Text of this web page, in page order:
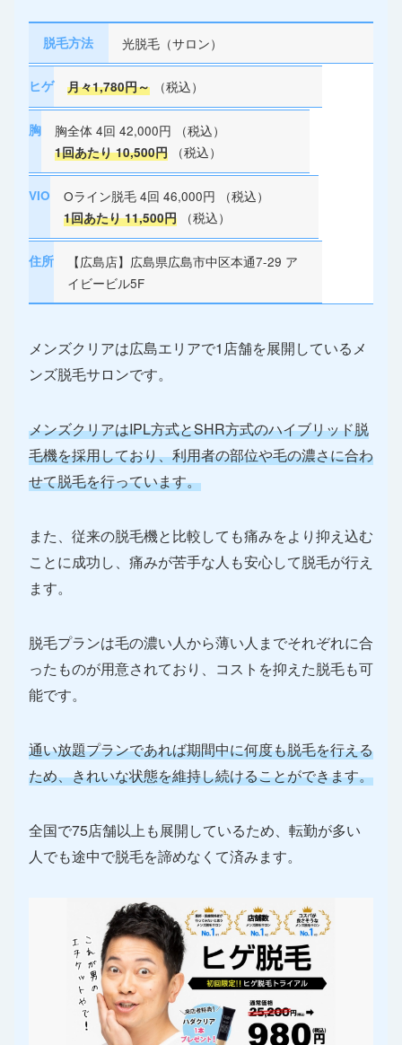
脱毛方法 光脱毛（サロン）
ヒゲ 月々1,780円～ （税込）
胸 胸全体 4回 42,000円 （税込）
1回あたり 10,500円 （税込）
VIO Oライン脱毛 4回 46,000円 （税込）
1回あたり 11,500円 （税込）
住所
【広島店】広島県広島市中区本通7-29 ア
イビービル5F
メンズクリアは広島エリアで1店舗を展開しているメ
ンズ脱毛サロンです。
メンズクリアはIPL方式とSHR方式のハイブリッド脱
毛機を採用しており、利用者の部位や毛の濃さに合わ
せて脱毛を行っています。
また、従来の脱毛機と比較しても痛みをより抑え込む
ことに成功し、痛みが苦手な人も安心して脱毛が行え
ます。
脱毛プランは毛の濃い人から薄い人までそれぞれに合
ったものが用意されており、コストを抑えた脱毛も可
能です。
通い放題プランであれば期間中に何度も脱毛を行える
ため、きれいな状態を維持し続けることができます。
全国で75店舗以上も展開しているため、転勤が多い
人でも途中で脱毛を諦めなくて済みます。